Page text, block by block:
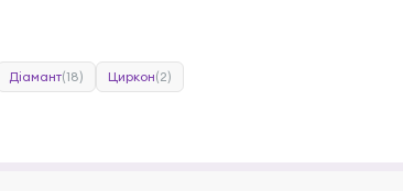
Діамант(18) Циркон(2)